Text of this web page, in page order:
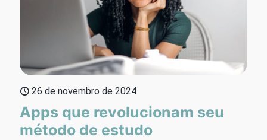
26 de novembro de 2024
Apps que revolucionam seu
método de estudo